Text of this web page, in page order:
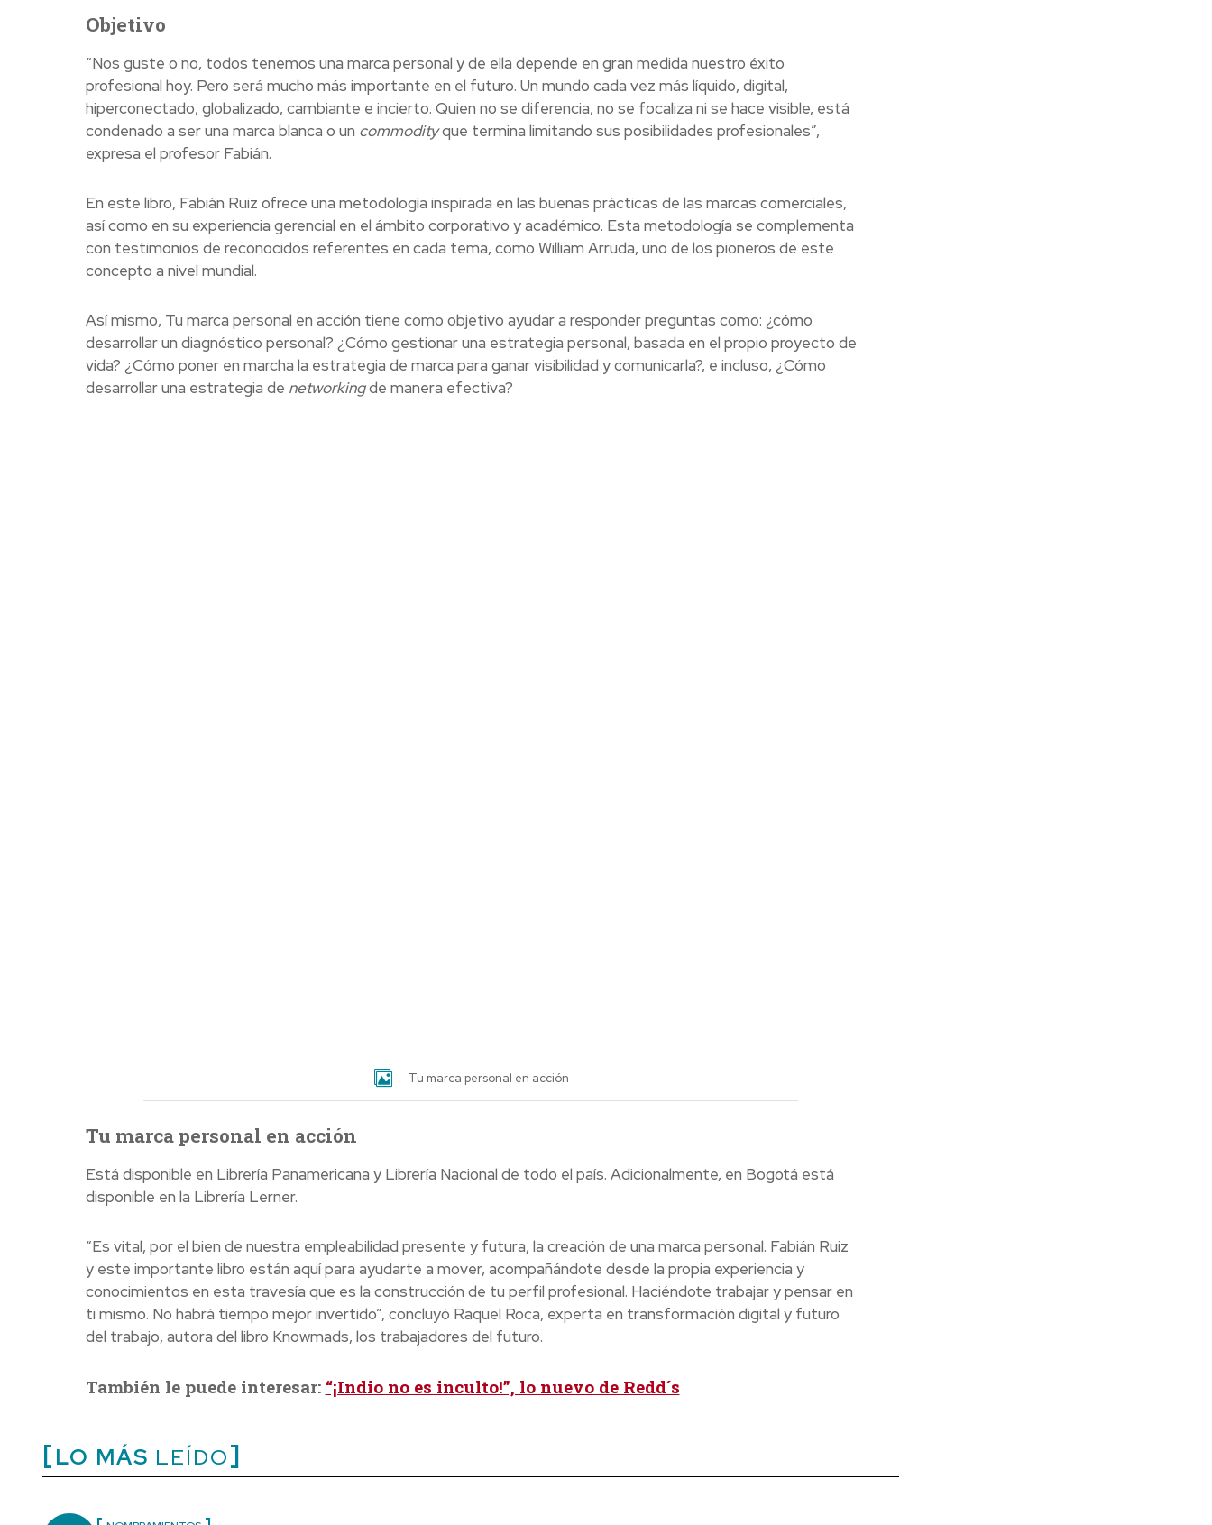
Objetivo
“Nos guste o no, todos tenemos una marca personal y de ella depende en gran medida nuestro éxito
profesional hoy. Pero será mucho más importante en el futuro. Un mundo cada vez más líquido, digital,
hiperconectado, globalizado, cambiante e incierto. Quien no se diferencia, no se focaliza ni se hace visible, está
condenado a ser una marca blanca o un commodityque termina limitando sus posibilidades profesionales”,
expresa el profesor Fabián.
En este libro, Fabián Ruiz ofrece una metodología inspirada en las buenas prácticas de las marcas comerciales,
así como en su experiencia gerencial en el ámbito corporativo y académico. Esta metodología se complementa
con testimonios de reconocidos referentes en cada tema, como William Arruda, uno de los pioneros de este
concepto a nivel mundial.
Así mismo, Tu marca personal en acción tiene como objetivo ayudar a responder preguntas como: ¿cómo
desarrollar un diagnóstico personal? ¿Cómo gestionar una estrategia personal, basada en el propio proyecto de
vida? ¿Cómo poner en marcha la estrategia de marca para ganar visibilidad y comunicarla?, e incluso, ¿Cómo
desarrollar una estrategia de networkingde manera efectiva?
Tu marca personal en acción
Tu marca personal en acción
Está disponible en Librería Panamericana y Librería Nacional de todo el país. Adicionalmente, en Bogotá está
disponible en la Librería Lerner.
“Es vital, por el bien de nuestra empleabilidad presente y futura, la creación de una marca personal. Fabián Ruiz
y este importante libro están aquí para ayudarte a mover, acompañándote desde la propia experiencia y
conocimientos en esta travesía que es la construcción de tu perfil profesional. Haciéndote trabajar y pensar en
ti mismo. No habrá tiempo mejor invertido”, concluyó Raquel Roca, experta en transformación digital y futuro
del trabajo, autora del libro Knowmads, los trabajadores del futuro.
También le puede interesar: “¡Indio no es inculto!”, lo nuevo de Redd´s
LO MÁS LEÍDO